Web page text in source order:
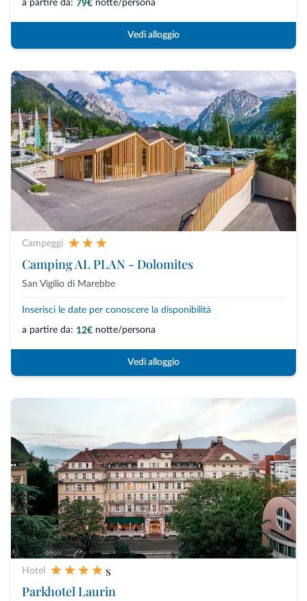
a partire da: 79€ notte/persona
Vedi alloggio
Campeggi
Camping AL PLAN - Dolomites
San Vigilio di Marebbe
Inserisci le date per conoscere la disponibilità
a partire da: 12€ notte/persona
Vedi alloggio
Hotel
s
Parkhotel Laurin